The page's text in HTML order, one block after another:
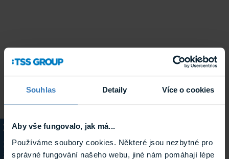
Souhlas Detaily Více o cookies
Aby vše fungovalo, jak má...
Používáme soubory cookies. Některé jsou nezbytné pro
správné fungování našeho webu, jiné nám pomáhají lépe
KATALOG